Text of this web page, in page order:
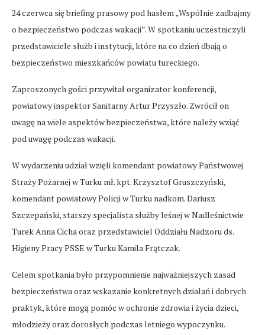
24 czerwca się briefing prasowy pod hasłem „Wspólnie zadbajmy
o bezpieczeństwo podczas wakacji”. W spotkaniu uczestniczyli
przedstawiciele służb i instytucji, które na co dzień dbają o
bezpieczeństwo mieszkańców powiatu tureckiego.
Zaproszonych gości przywitał organizator konferencji,
powiatowy inspektor Sanitarny Artur Przyszło. Zwrócił on
uwagę na wiele aspektów bezpieczeństwa, które należy wziąć
pod uwagę podczas wakacji.
W wydarzeniu udział wzięli komendant powiatowy Państwowej
Straży Pożarnej w Turku mł. kpt. Krzysztof Gruszczyński,
komendant powiatowy Policji w Turku nadkom. Dariusz
Szczepański, starszy specjalista służby leśnej w Nadleśnictwie
Turek Anna Cicha oraz przedstawiciel Oddziału Nadzoru ds.
Higieny Pracy PSSE w Turku Kamila Frątczak.
Celem spotkania było przypomnienie najważniejszych zasad
bezpieczeństwa oraz wskazanie konkretnych działań i dobrych
praktyk, które mogą pomóc w ochronie zdrowia i życia dzieci,
młodzieży oraz dorosłych podczas letniego wypoczynku.